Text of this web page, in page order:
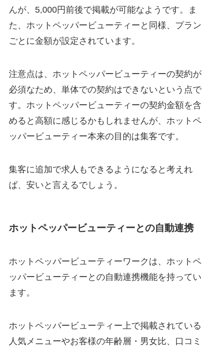
んが、5,000円前後で掲載が可能なようです。ま
た、ホットペッパービューティーと同様、プラン
ごとに金額が設定されています。
注意点は、ホットペッパービューティーの契約が
必須なため、単体での契約はできないという点で
す。ホットペッパービューティーの契約金額を含
めると高額に感じるかもしれませんが、ホットペ
ッパービューティー本来の目的は集客です。
集客に追加で求人もできるようになると考えれ
ば、安いと言えるでしょう。
ホットペッパービューティーとの自動連携
ホットペッパービューティーワークは、ホットペ
ッパービューティーとの自動連携機能を持ってい
ます。
ホットペッパービューティー上で掲載されている
人気メニューやお客様の年齢層・男女比、口コミ